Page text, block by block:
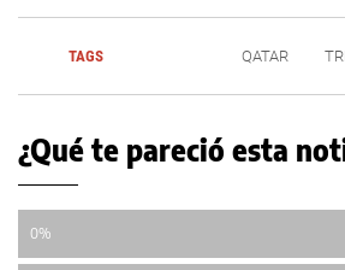
TAGS QATAR
¿Qué te pareció esta
0%